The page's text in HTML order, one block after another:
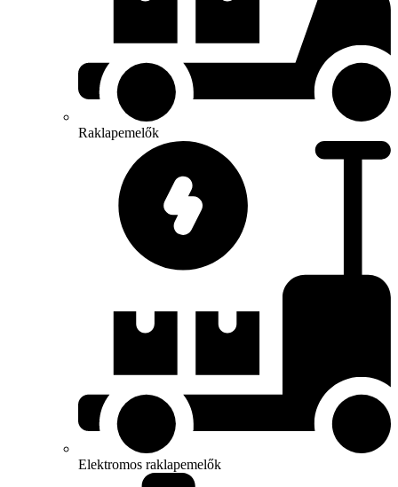
Raklapemelők
Elektromos raklapemelők